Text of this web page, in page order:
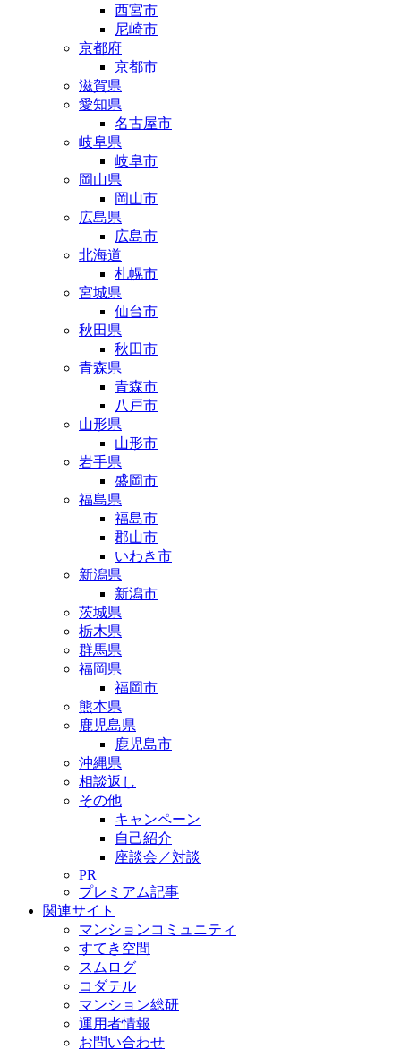
西宮市
尼崎市
京都府
京都市
滋賀県
愛知県
名古屋市
岐阜県
岐阜市
岡山県
岡山市
広島県
広島市
北海道
札幌市
宮城県
仙台市
秋田県
秋田市
青森県
青森市
八戸市
山形県
山形市
岩手県
盛岡市
福島県
福島市
郡山市
いわき市
新潟県
新潟市
茨城県
栃木県
群馬県
福岡県
福岡市
熊本県
鹿児島県
鹿児島市
沖縄県
相談返し
その他
キャンペーン
自己紹介
座談会／対談
PR
プレミアム記事
関連サイト
マンションコミュニティ
すてき空間
スムログ
コダテル
マンション総研
運用者情報
お問い合わせ